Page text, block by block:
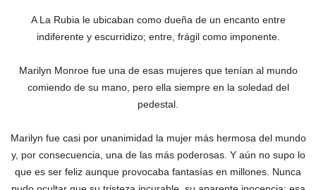
A La Rubia le ubicaban como dueña de un encanto entre
indiferente y escurridizo; entre, frágil como imponente.
Marilyn Monroe fue una de esas mujeres que tenían al mundo
comiendo de su mano, pero ella siempre en la soledad del
pedestal.
Marilyn fue casi por unanimidad la mujer más hermosa del mundo
y, por consecuencia, una de las más poderosas. Y aún no supo lo
que es ser feliz aunque provocaba fantasías en millones. Nunca